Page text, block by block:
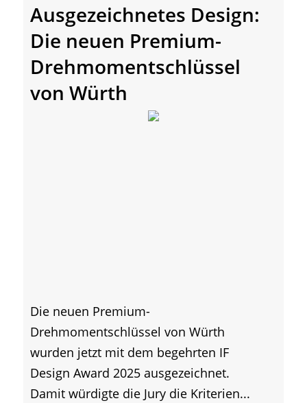
Ausgezeichnetes Design:
Die neuen Premium-
Drehmomentschlüssel
von Würth
Die neuen Premium-
Drehmomentschlüssel von Würth
wurden jetzt mit dem begehrten IF
Design Award 2025 ausgezeichnet.
Damit würdigte die Jury die Kriterien...